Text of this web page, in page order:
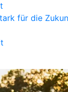
für die